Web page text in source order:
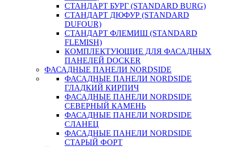
СТАНДАРТ БУРГ (STANDARD BURG)
СТАНДАРТ ДЮФУР (STANDARD
DUFOUR)
СТАНДАРТ ФЛЕМИШ (STANDARD
FLEMISH)
КОМПЛЕКТУЮЩИЕ ДЛЯ ФАСАДНЫХ
ПАНЕЛЕЙ DOCKER
ФАСАДНЫЕ ПАНЕЛИ NORDSIDE
ФАСАДНЫЕ ПАНЕЛИ NORDSIDE
ГЛАДКИЙ КИРПИЧ
ФАСАДНЫЕ ПАНЕЛИ NORDSIDE
СЕВЕРНЫЙ КАМЕНЬ
ФАСАДНЫЕ ПАНЕЛИ NORDSIDE
СЛАНЕЦ
ФАСАДНЫЕ ПАНЕЛИ NORDSIDE
СТАРЫЙ ФОРТ